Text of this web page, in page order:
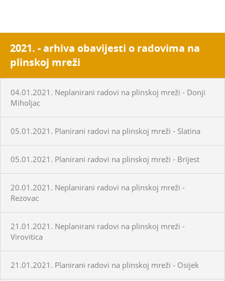
2021. - arhiva obavijesti o radovima na
plinskoj mreži
04.01.2021. Neplanirani radovi na plinskoj mreži - Donji
Miholjac
05.01.2021. Planirani radovi na plinskoj mreži - Slatina
05.01.2021. Planirani radovi na plinskoj mreži - Brijest
20.01.2021. Neplanirani radovi na plinskoj mreži -
Rezovac
21.01.2021. Neplanirani radovi na plinskoj mreži -
Virovitica
21.01.2021. Planirani radovi na plinskoj mreži - Osijek